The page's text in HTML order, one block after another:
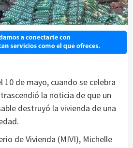
10 de mayo, cuando se celebra
la noticia de que un
destruyó la vivienda de una
de Vivienda (MIVI), Michelle